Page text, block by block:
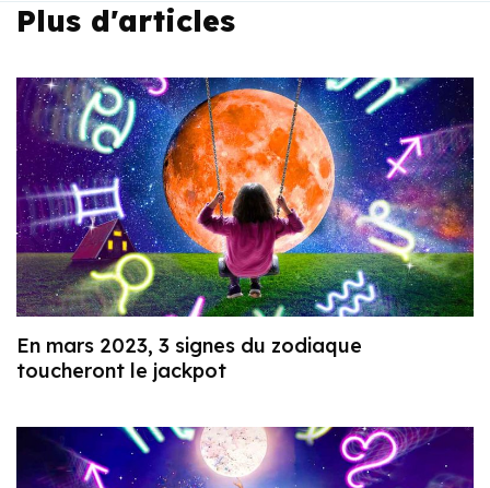
Plus d'articles
En mars 2023, 3 signes du zodiaque
toucheront le jackpot